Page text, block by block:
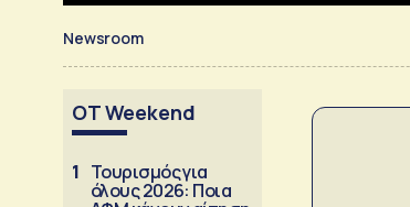
Newsroom
OT Weekend
1 Τουρισμός για
όλους 2026: Ποια